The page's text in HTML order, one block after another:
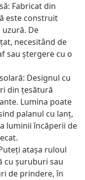
Fabricat din
este construit
De
necesitând de
sau ștergere cu o
Designul cu
din țesătură
Lumina poate
palanul cu lanț,
luminii încăperii de
atașa ruloul
cu șuruburi sau
de prindere, în